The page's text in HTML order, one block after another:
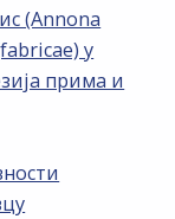
(Annona
у
прима и